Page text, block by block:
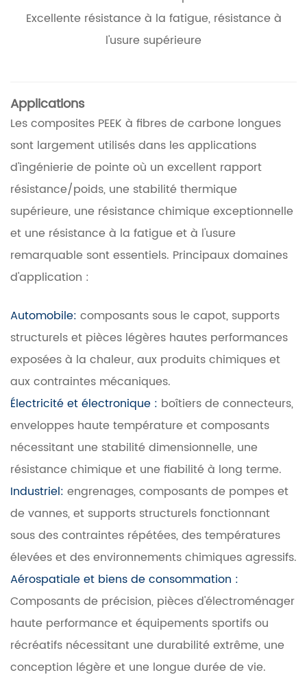
Excellente résistance à la fatigue, résistance à
l'usure supérieure
Applications
Les composites PEEK à fibres de carbone longues
sont largement utilisés dans les applications
d'ingénierie de pointe où un excellent rapport
résistance/poids, une stabilité thermique
supérieure, une résistance chimique exceptionnelle
et une résistance à la fatigue et à l'usure
remarquable sont essentiels. Principaux domaines
d'application :
Automobile: composants sous le capot, supports
structurels et pièces légères hautes performances
exposées à la chaleur, aux produits chimiques et
aux contraintes mécaniques.
Électricité et électronique : boîtiers de connecteurs,
enveloppes haute température et composants
nécessitant une stabilité dimensionnelle, une
résistance chimique et une fiabilité à long terme.
Industriel: engrenages, composants de pompes et
de vannes, et supports structurels fonctionnant
sous des contraintes répétées, des températures
élevées et des environnements chimiques agressifs.
Aérospatiale et biens de consommation :
Composants de précision, pièces d'électroménager
haute performance et équipements sportifs ou
récréatifs nécessitant une durabilité extrême, une
conception légère et une longue durée de vie.